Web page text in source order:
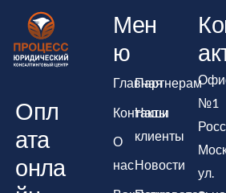
Опл
ата
онла
Мен
ю
Главная
Контакты
О
нас
Партнерам
Наши
клиенты
Новости
№1
ул.